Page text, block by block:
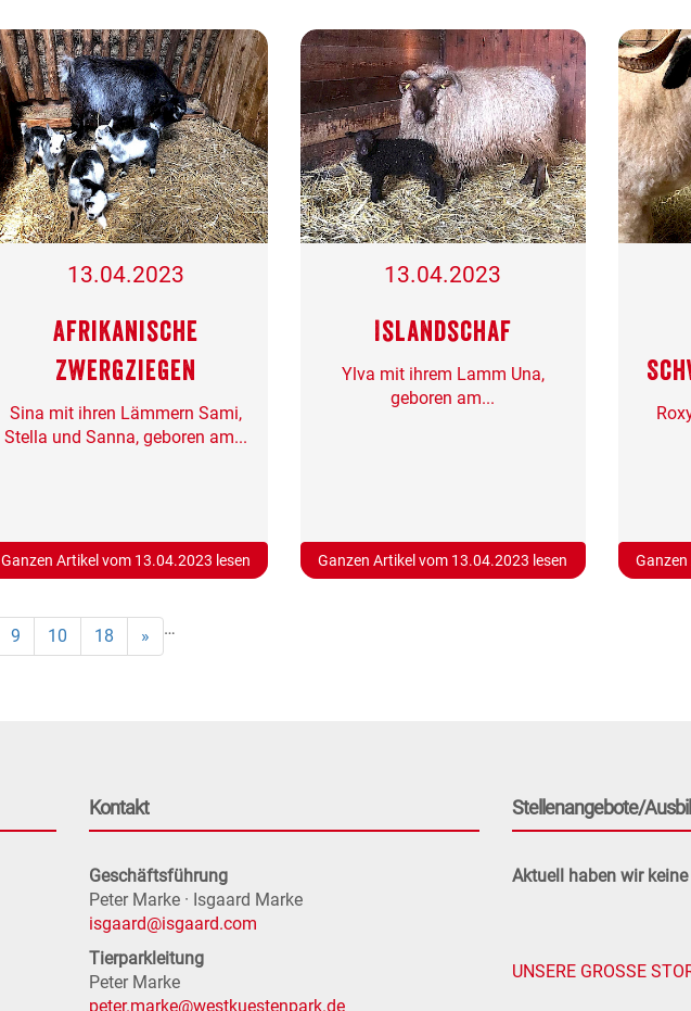
13.04.2023
Afrikanische
Zwergziegen
Sina mit ihren Lämmern Sami,
Stella und Sanna, geboren am...
Ganzen Artikel vom 13.04.2023 lesen
13.04.2023
Islandschaf
Ylva mit ihrem Lamm Una,
geboren am...
Ganzen Artikel vom 13.04.2023 lesen
9 10 …
18 »
Kontakt
Geschäftsführung
Peter Marke · Isgaard Marke
isgaard@isgaard.com
Tierparkleitung
Peter Marke
peter.marke@westkuestenpark.de
Stellenangebote/
Aktuell haben wir
UNSERE GROSSE